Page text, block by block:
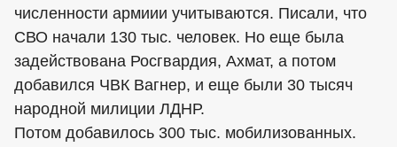
численности армиии учитываются. Писали, что
СВО начали 130 тыс. человек. Но еще была
задействована Росгвардия, Ахмат, а потом
добавился ЧВК Вагнер, и еще были 30 тысяч
народной милиции ЛДНР.
Потом добавилось 300 тыс. мобилизованных.